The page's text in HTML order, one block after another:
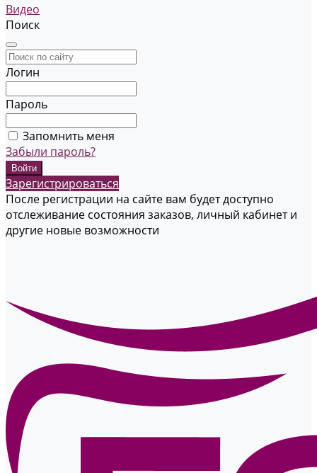
Видео
Поиск
Логин
Пароль
Запомнить меня
Забыли пароль?
Зарегистрироваться
После регистрации на сайте вам будет доступно
отслеживание состояния заказов, личный кабинет и
другие новые возможности